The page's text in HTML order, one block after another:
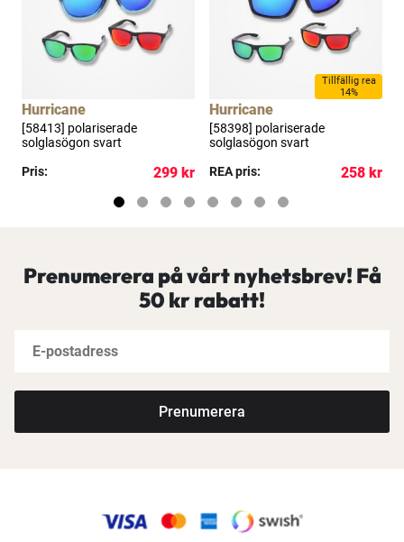
Hurricane
[58413] polariserade
solglasögon svart
Pris:
299 kr
Tillfällig rea
14%
Hurricane
[58398] polariserade
solglasögon svart
REA pris:
258 kr
Prenumerera på vårt nyhetsbrev! Få
50 kr rabatt!
Prenumerera